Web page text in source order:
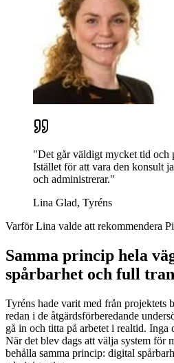
"Det går väldigt mycket tid och
Istället för att vara den konsult
och administrerar."
Lina Glad, Tyréns
Varför Lina valde att rekommendera
Samma princip hela
spårbarhet och full
Tyréns hade varit med från projektets
redan i de åtgärdsförberedande
gå in och titta på arbetet i realtid. Inga
När det blev dags att välja system för
behålla samma princip: digital